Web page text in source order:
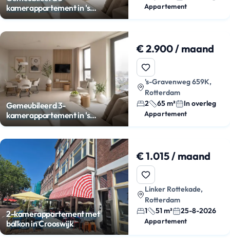
kamerappartement in 's
Gravenland
Appartement
Gemeubileerd 3-
kamerappartement in 's
Gravenland
€ 2.900 / maand
's-Gravenweg 659K,
Rotterdam
2
65 m² In overleg
Appartement
2-kamerappartement met
balkon in Crooswijk
€ 1.015 / maand
Linker Rottekade,
Rotterdam
1
51 m² 25-8-2026
Appartement